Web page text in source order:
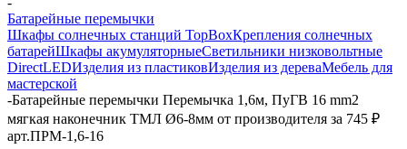
Батарейные перемычки
Шкафы солнечных станций TopBoxКрепления солнечных
батарейШкафы акумуляторныеСветильники низковольтные
DirectLEDИзделия из пластиковИзделия из дереваМебель для
мастерской
-Батарейные перемычки Перемычка 1,6м, ПуГВ 16 mm2
мягкая наконечник ТМЛ Ø6-8мм от производителя за 745 ₽
арт.ПРМ-1,6-16